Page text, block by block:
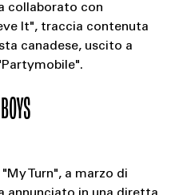
collaborato con
It", traccia contenuta
canadese, uscito a
Turn", a marzo di